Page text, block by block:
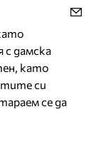
дамска
като
си
се да